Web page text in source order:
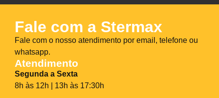
Fale com a Stermax
Fale com o nosso atendimento por email, telefone ou
whatsapp.
Atendimento
Segunda a Sexta
8h às 12h | 13h às 17:30h